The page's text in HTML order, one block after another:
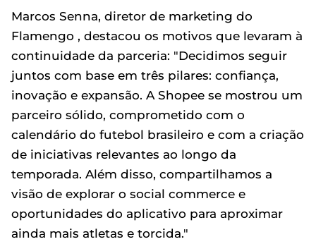
Marcos Senna, diretor de marketing do
Flamengo , destacou os motivos que levaram à
continuidade da parceria: "Decidimos seguir
juntos com base em três pilares: confiança,
inovação e expansão. A Shopee se mostrou um
parceiro sólido, comprometido com o
calendário do futebol brasileiro e com a criação
de iniciativas relevantes ao longo da
temporada. Além disso, compartilhamos a
visão de explorar o social commerce e
oportunidades do aplicativo para aproximar
ainda mais atletas e torcida."